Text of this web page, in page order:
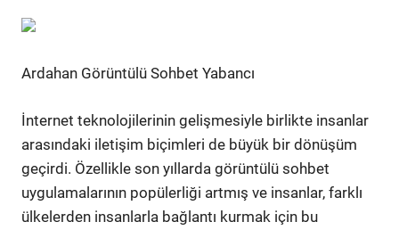
Ardahan Görüntülü Sohbet Yabancı
İnternet teknolojilerinin gelişmesiyle birlikte insanlar
arasındaki iletişim biçimleri de büyük bir dönüşüm
geçirdi. Özellikle son yıllarda görüntülü sohbet
uygulamalarının popülerliği artmış ve insanlar, farklı
ülkelerden insanlarla bağlantı kurmak için bu